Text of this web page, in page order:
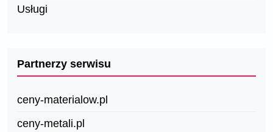
Usługi
Partnerzy serwisu
ceny-materialow.pl
ceny-metali.pl